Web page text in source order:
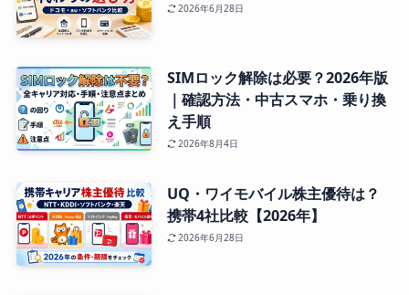
2026年6月28日
SIMロック解除は必要？2026年版
｜確認方法・中古スマホ・乗り換
え手順
2026年8月4日
UQ・ワイモバイル株主優待は？
携帯4社比較【2026年】
2026年6月28日